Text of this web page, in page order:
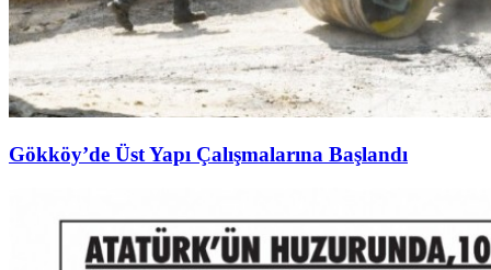
Gökköy’de Üst Yapı Çalışmalarına Başlandı